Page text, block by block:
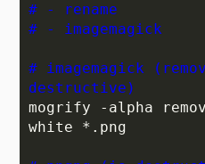
# - rename
# - imagemagick
# imagemagick
destructive)
mogrify -alpha
white *.png